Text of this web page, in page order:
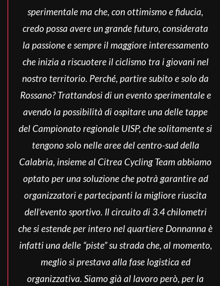
sperimentale ma che, con ottimismo e fiducia,
credo possa avere un grande futuro, considerata
la passione e sempre il maggiore interessamento
che inizia a riscuotere il ciclismo tra i giovani nel
nostro territorio. Perché, partire subito e solo da
Rossano? Trattandosi di un evento sperimentale e
avendo la possibilità di ospitare una delle tappe
del Campionato regionale UISP, che solitamente si
tengono solo nelle aree del centro-sud della
Calabria, insieme al Citrea Cycling Team abbiamo
optato per una soluzione che potrà garantire ad
organizzatori e partecipanti la migliore riuscita
dell’evento sportivo. Il circuito di 3.4 chilometri
che si estende per intero nel quartiere Donnanna è
infatti una delle “piste” su strada che, al momento,
meglio si prestava alla fase logistica ed
organizzativa. Siamo già al lavoro però, per la